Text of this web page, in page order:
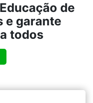
de
e garante
todos